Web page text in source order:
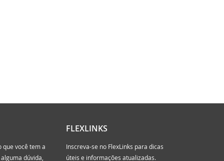
que você tem a
dúvida,
FLEXLINKS
Inscreva-se no FlexLinks para dicas
úteis e informações atualizadas.
DataFlex!
DataFlex!
com eficiência